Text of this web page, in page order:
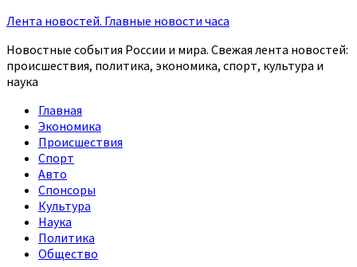
Лента новостей. Главные новости часа
Новостные события России и мира. Свежая лента новостей:
происшествия, политика, экономика, спорт, культура и
наука
Главная
Экономика
Происшествия
Спорт
Авто
Спонсоры
Культура
Наука
Политика
Общество